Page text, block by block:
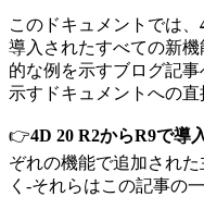
このドキュメントでは、
導入されたすべての新
的な例を示すブログ記
示すドキュメントへの直
👉4D 20 R2からR9で導
ぞれの機能で追加され
く-それらはこの記事の